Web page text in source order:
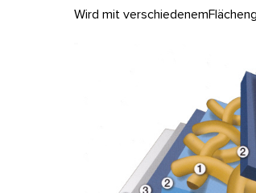
Wird mit